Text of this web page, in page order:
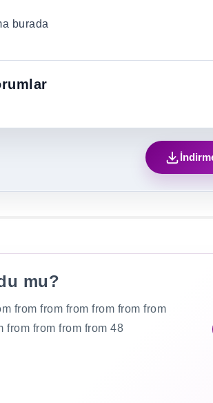
burada
mu?
from from from from from from
from from from from 48